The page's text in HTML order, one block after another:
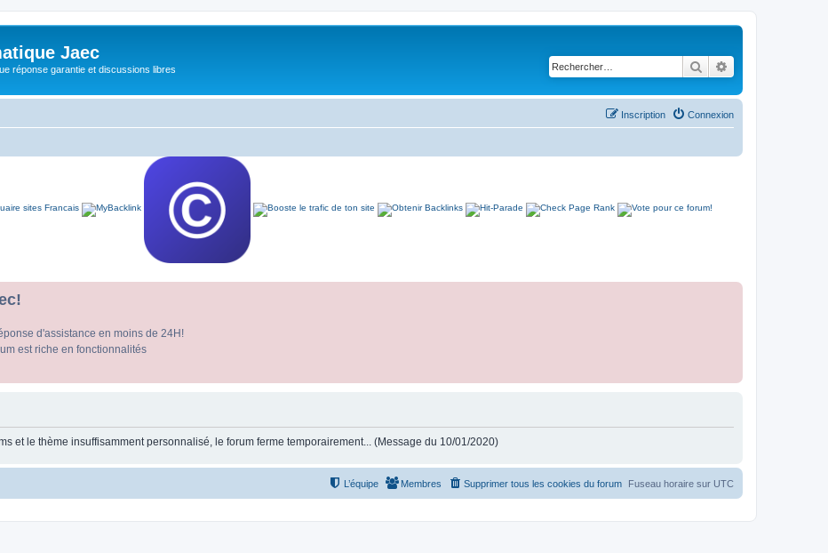
Jaec
réponse garantie et discussions libres Rechercher
Connexion
Inscription
d'assistance en moins de 24H!
est riche en fonctionnalités
et le thème insuffisamment personnalisé, le forum ferme temporairement... (Message du 10/01/2020)
Fuseau horaire sur UTC
Supprimer tous les cookies du forum
Membres
L’équipe